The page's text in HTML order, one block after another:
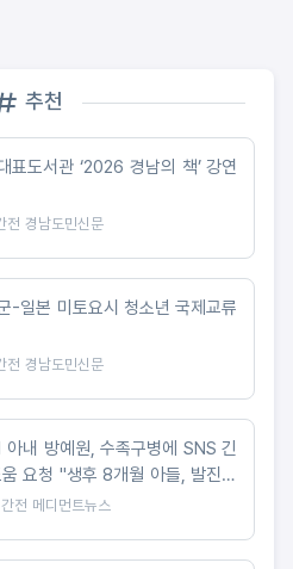
추천
표도서관 ‘2026 경남의 책’ 강연
전 경남도민신문
-일본 미토요시 청소년 국제교류
전 경남도민신문
아내 방예원, 수족구병에 SNS 긴
요청 "생후 8개월 아들, 발진에
아파"
전 메디먼트뉴스